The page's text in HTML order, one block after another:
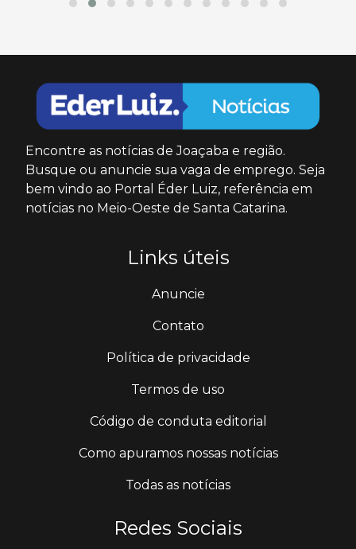
Encontre as notícias de Joaçaba e região.
Busque ou anuncie sua vaga de emprego. Seja
bem vindo ao Portal Éder Luiz, referência em
notícias no Meio-Oeste de Santa Catarina.
Links úteis
Anuncie
Contato
Política de privacidade
Termos de uso
Código de conduta editorial
Como apuramos nossas notícias
Todas as notícias
Redes Sociais